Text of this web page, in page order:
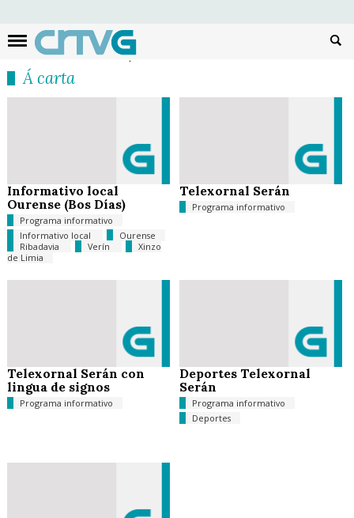
Á carta
Informativo local
Ourense (Bos Días)
Programa informativo
Informativo local
Ourense
Ribadavia
Verín
Xinzo
de Limia
Telexornal Serán
Programa informativo
Telexornal Serán con
lingua de signos
Programa informativo
Deportes Telexornal
Serán
Programa informativo
Deportes